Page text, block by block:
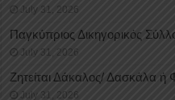
July 31, 2026
Παγκύπριος Δικηγορικός
July 31, 2026
Ζητείται Δάκαλος/ Δασκάλα ή
July 31, 2026